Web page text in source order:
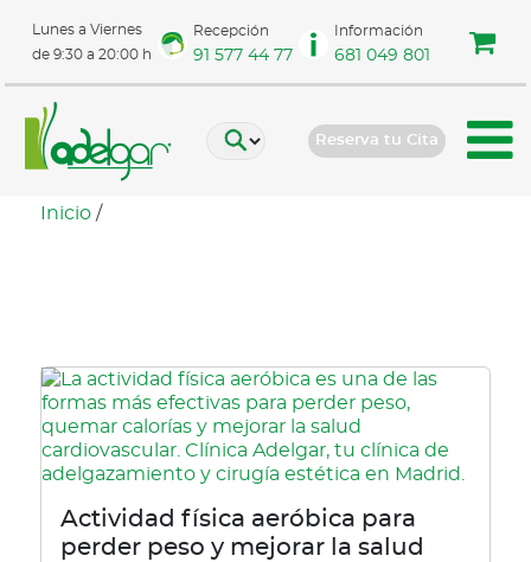
Lunes a Viernes
de 9:30 a 20:00 h
Recepción
91 577 44 77
Información
681 049 801
Reserva tu Cita
Inicio /
Actividad física aeróbica para
perder peso y mejorar la salud